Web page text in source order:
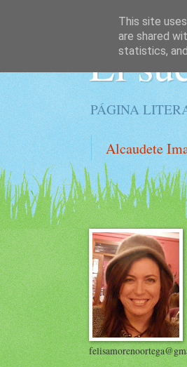
El
PÁGINA
Alcaudete
This site
are shared
statistics,